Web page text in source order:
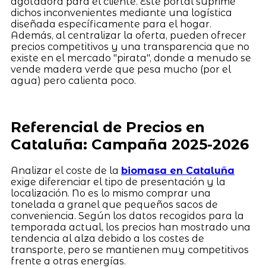
dichos inconvenientes mediante una logística
diseñada específicamente para el hogar.
Además, al centralizar la oferta, pueden ofrecer
precios competitivos y una transparencia que no
existe en el mercado "pirata", donde a menudo se
vende madera verde que pesa mucho (por el
agua) pero calienta poco.
Referencial de Precios en
Cataluña: Campaña 2025-2026
Analizar el coste de la biomasa en Cataluña
exige diferenciar el tipo de presentación y la
localización. No es lo mismo comprar una
tonelada a granel que pequeños sacos de
conveniencia. Según los datos recogidos para la
temporada actual, los precios han mostrado una
tendencia al alza debido a los costes de
transporte, pero se mantienen muy competitivos
frente a otras energías.